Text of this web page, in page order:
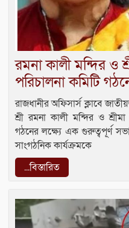
রমনা কালী মন্দির ও
পরিচালনা কমিটি
রাজধানীর অফিসার্স ক্লাবে
শ্রী রমনা কালী মন্দির ও
গঠনের লক্ষ্যে এক গুরুত্বপূর্ণ
সাংগঠনিক কার্যক্রমকে
...বিস্তারিত